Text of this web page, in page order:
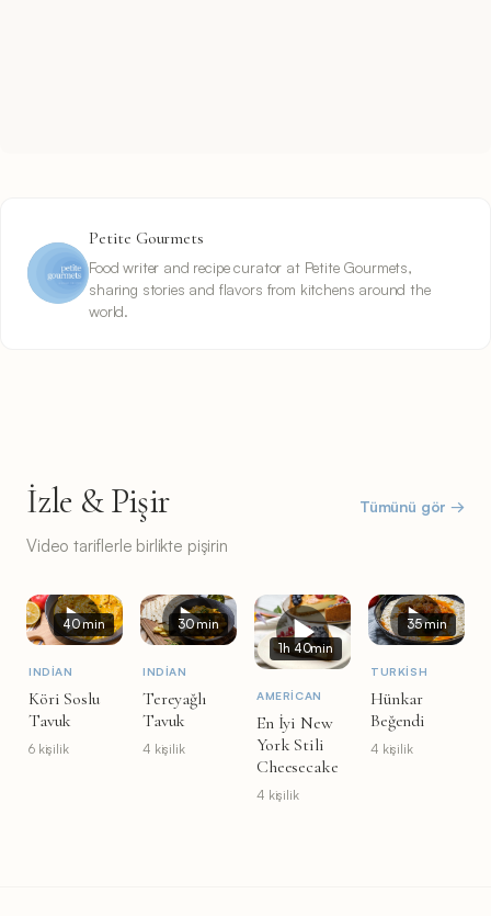
Petite Gourmets
Food writer and recipe curator at Petite Gourmets,
sharing stories and flavors from kitchens around the
world.
İzle & Pişir
Video tariflerle birlikte pişirin
Tümünü gör →
40 min
INDIAN
Köri Soslu
Tavuk
6 kişilik
30 min
INDIAN
Tereyağlı
Tavuk
4 kişilik
1h 40min
AMERICAN
En İyi New
York Stili
Cheesecake
4 kişilik
35 min
TURKISH
Hünkar
Beğendi
4 kişilik